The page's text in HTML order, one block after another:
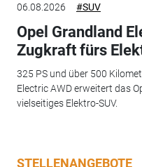
06.08.2026 #SUV
Opel Grandland
Zugkraft fürs
325 PS und über 500
Electric AWD erweitert das
vielseitiges Elektro-SUV.
STELLENANGEBOTE